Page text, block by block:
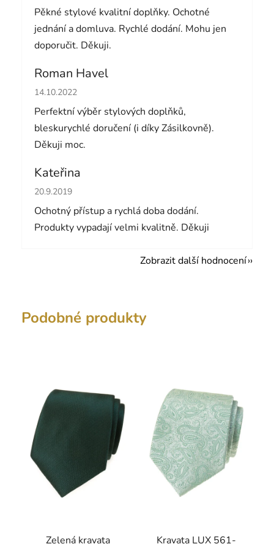
Pěkné stylové kvalitní doplňky. Ochotné
jednání a domluva. Rychlé dodání. Mohu jen
doporučit. Děkuji.
Roman Havel
Hodnocení obchodu je 5 z 5 hvězdiček.
14.10.2022
Perfektní výběr stylových doplňků,
bleskurychlé doručení (i díky Zásilkovně).
Děkuji moc.
Kateřina
Hodnocení obchodu je 5 z 5 hvězdiček.
20.9.2019
Ochotný přístup a rychlá doba dodání.
Produkty vypadají velmi kvalitně. Děkuji
Zobrazit další hodnocení
Podobné produkty
Zelená kravata Kravata LUX 561-